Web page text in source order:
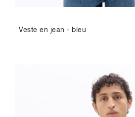
Veste en jean - bleu